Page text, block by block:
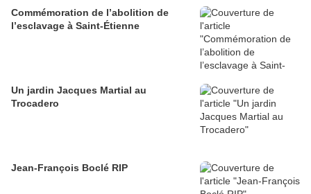
Commémoration de l’abolition de
l’esclavage à Saint-Étienne
Un jardin Jacques Martial au
Trocadero
Jean-François Boclé RIP